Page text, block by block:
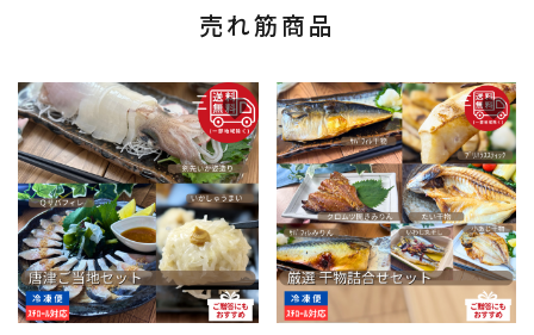
売れ筋商品
favorite favorite